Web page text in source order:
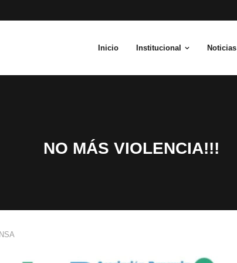
Inicio Institucional Noticias
NO MÁS VIOLENCIA!!!